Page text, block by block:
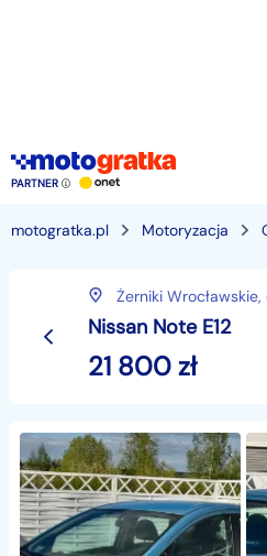
PARTNER
motogratka.pl Motoryzacja
Żerniki Wrocławskie,
Nissan Note E12
21 800zł